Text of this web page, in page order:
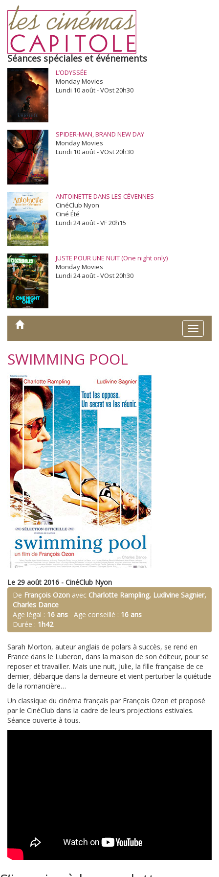
Séances spéciales et événements
L’ODYSSÉE
Monday Movies
Lundi 10 août - VOst 20h30
SPIDER-MAN, BRAND NEW DAY
Monday Movies
Lundi 10 août - VOst 20h30
ANTOINETTE DANS LES CÉVENNES
CinéClub Nyon
Ciné Été
Lundi 24 août - VF 20h15
JUSTE POUR UNE NUIT (One night only)
Monday Movies
Lundi 24 août - VOst 20h30
Toggle
SWIMMING POOL
Le 29 août 2016 - CinéClub Nyon
De François Ozon avec Charlotte Rampling, Ludivine Sagnier,
Charles Dance
Age légal : 16 ans Age conseillé : 16 ans
Durée : 1h42
Sarah Morton, auteur anglais de polars à succès, se rend en
France dans le Luberon, dans la maison de son éditeur, pour se
reposer et travailler. Mais une nuit, Julie, la fille française de ce
dernier, débarque dans la demeure et vient perturber la quiétude
de la romancière…
Un classique du cinéma français par François Ozon et proposé
par le CinéClub dans la cadre de leurs projections estivales.
Séance ouverte à tous.